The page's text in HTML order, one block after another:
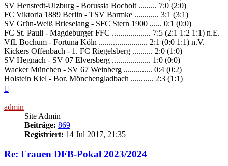
SV Henstedt-Ulzburg - Borussia Bocholt ......... 7:0 (2:0)
FC Viktoria 1889 Berlin - TSV Barmke ............ 3:1 (3:1)
SV Grün-Weiß Brieselang - SFC Stern 1900 ...... 0:1 (0:0)
FC St. Pauli - Magdeburger FFC ................... 7:5 (2:1 1:2 1:1) n.E.
VfL Bochum - Fortuna Köln ........................ 2:1 (0:0 1:1) n.V.
Kickers Offenbach - 1. FC Riegelsberg .......... 2:0 (1:0)
SV Hegnach - SV 07 Elversberg ................... 1:0 (0:0)
Wacker München - SV 67 Weinberg .............. 0:4 (0:2)
Holstein Kiel - Bor. Mönchengladbach ........... 2:3 (1:1)
admin
Site Admin
Beiträge: 869
Registriert: 14 Jul 2017, 21:35
Re: Frauen DFB-Pokal 2023/2024